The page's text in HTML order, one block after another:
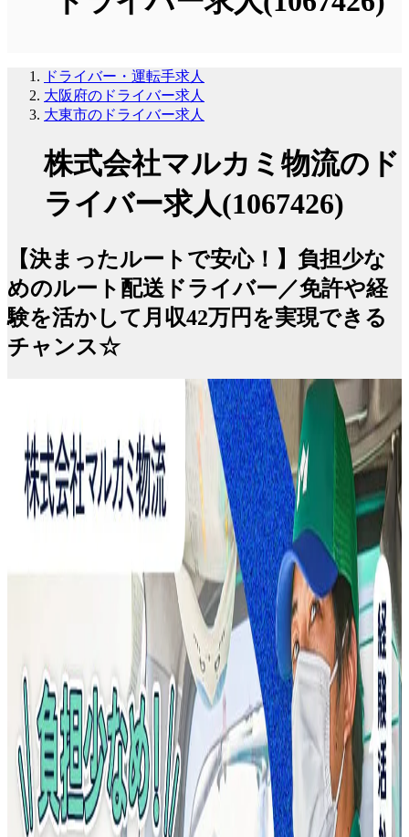
ドライバー・運転手求人
大阪府のドライバー求人
大東市のドライバー求人
株式会社マルカミ物流のド
ライバー求人(1067426)
【決まったルートで安心！】負担少な
めのルート配送ドライバー／免許や経
験を活かして月収42万円を実現できる
チャンス☆